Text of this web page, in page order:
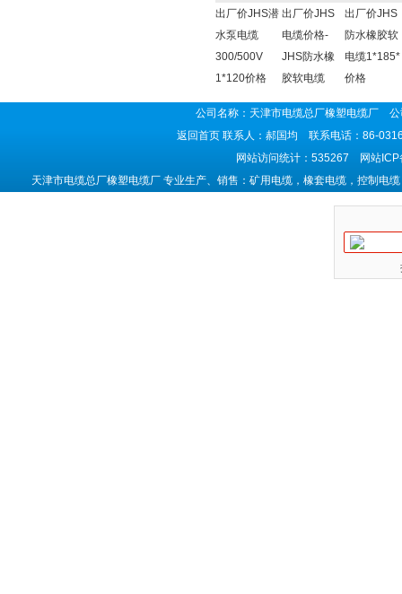
出厂价JHS潜
水泵电缆
300/500V
1*120价格
出厂价JHS
电缆价格-
JHS防水橡
胶软电缆
出厂价JHS
防水橡胶软
电缆1*185*
价格
公司名称：天津市电缆总厂橡塑电缆厂
返回首页联系人：郝国均 联系电话：86-
网站访问统计：535267 网站ICP
天津市电缆总厂橡塑电缆厂 专业生产、销售：矿用电缆，橡套电缆，控制电